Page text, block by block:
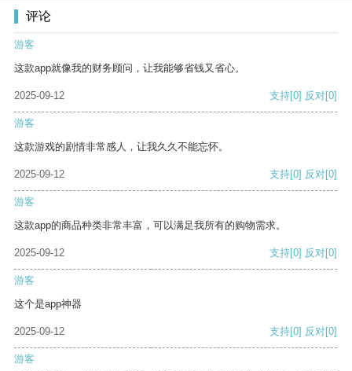
评论
游客
这款app就像我的财务顾问，让我能够省钱又省心。
2025-09-12 支持[0] 反对[0]
游客
这款游戏的剧情非常感人，让我久久不能忘怀。
2025-09-12 支持[0] 反对[0]
游客
这款app的商品种类非常丰富，可以满足我所有的购物需求。
2025-09-12 支持[0] 反对[0]
游客
这个是app神器
2025-09-12 支持[0] 反对[0]
游客